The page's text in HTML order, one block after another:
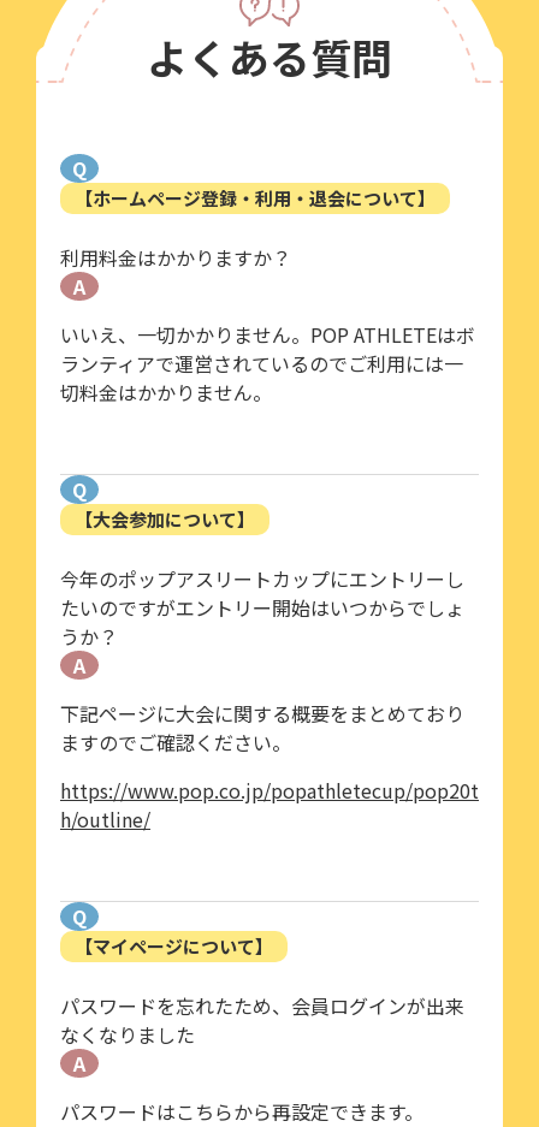
よくある質問
Q
【ホームページ登録・利用・退会について】
利用料金はかかりますか？
A
いいえ、一切かかりません。POP ATHLETEはボ
ランティアで運営されているのでご利用には一
切料金はかかりません。
Q
【大会参加について】
今年のポップアスリートカップにエントリーし
たいのですがエントリー開始はいつからでしょ
うか？
A
下記ページに大会に関する概要をまとめており
ますのでご確認ください。
https://www.pop.co.jp/popathletecup/pop20t
h/outline/
Q
【マイページについて】
パスワードを忘れたため、会員ログインが出来
なくなりました
A
パスワードはこちらから再設定できます。